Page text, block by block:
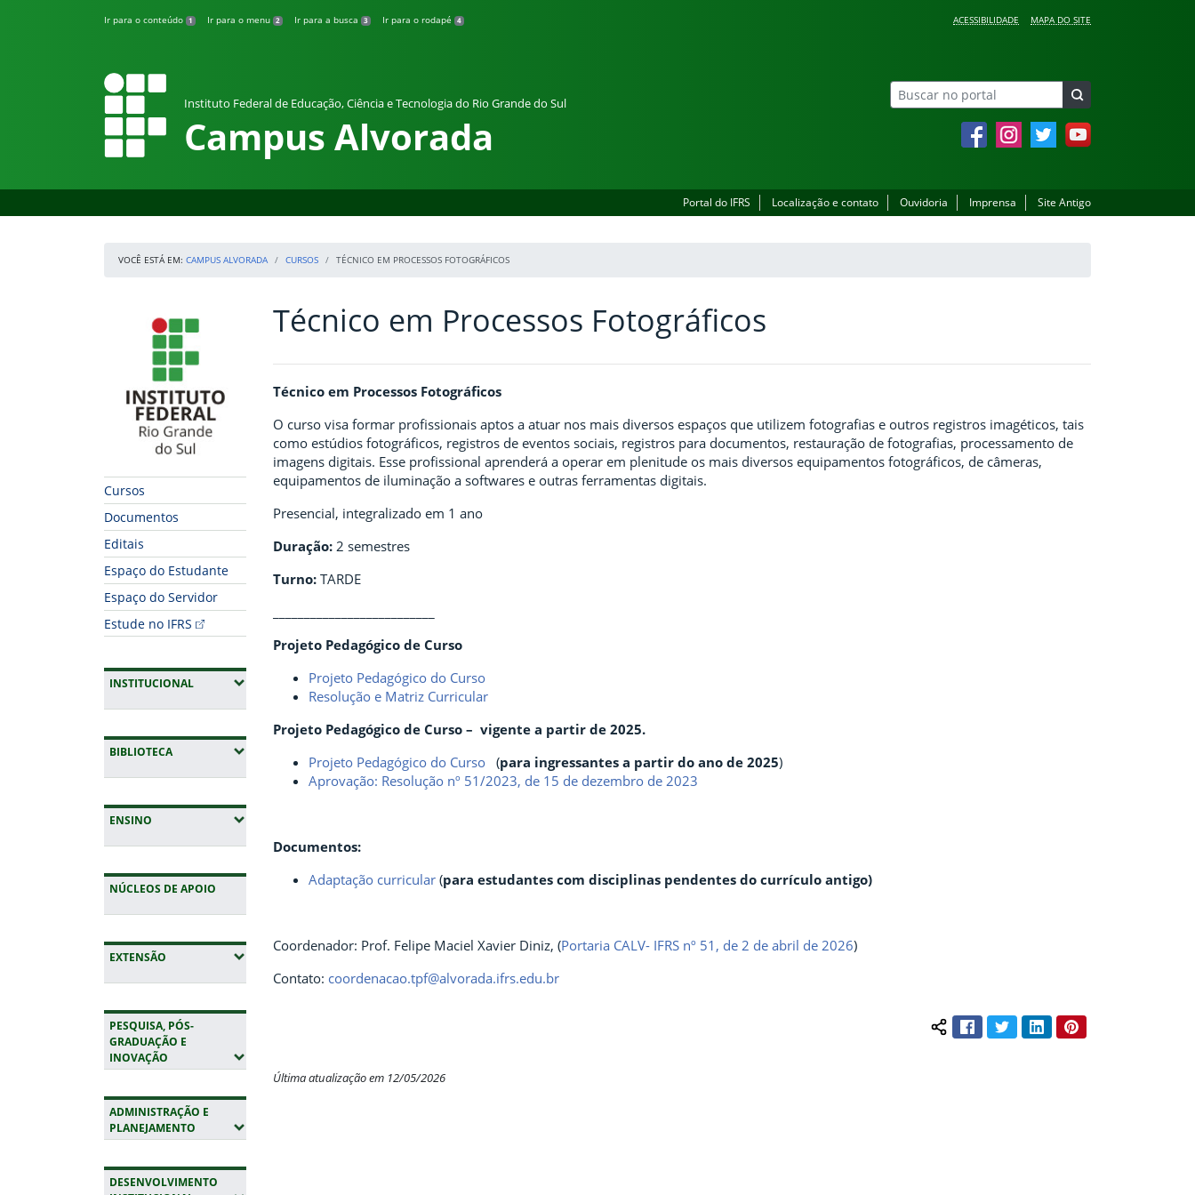
Ir para o conteúdo 1 Ir para o menu 2 Ir para a busca 3 Ir para o rodapé 4 ACESSIBILIDADE MAPA DO SITE
Instituto Federal de Educação, Ciência e Tecnologia do Rio Grande do Sul
Campus Alvorada FacebookInstagramTwitter YouTube
Portal do IFRS Localização e contato Ouvidoria Imprensa Site Antigo
VOCÊ ESTÁ EM: CAMPUS ALVORADA CURSOS TÉCNICO EM PROCESSOS FOTOGRÁFICOS
Início da navegação
Cursos
Documentos
Editais
Espaço do Estudante
Espaço do Servidor
Estude no IFRS
INSTITUCIONAL(EXPANDIR SUBMENUS)
BIBLIOTECA(EXPANDIR SUBMENUS)
ENSINO (EXPANDIR SUBMENUS)
NÚCLEOS DE APOIO
EXTENSÃO (EXPANDIR SUBMENUS)
PESQUISA, PÓS-
GRADUAÇÃO E
INOVAÇÃO (EXPANDIR SUBMENUS)
ADMINISTRAÇÃO E
PLANEJAMENTO (EXPANDIR SUBMENUS)
DESENVOLVIMENTO
Início do conteúdo
Técnico em Processos Fotográficos
Técnico em Processos Fotográficos
O curso visa formar profissionais aptos a atuar nos mais diversos espaços que utilizem fotografias e outros registros imagéticos, tais
como estúdios fotográficos, registros de eventos sociais, registros para documentos, restauração de fotografias, processamento de
imagens digitais. Esse profissional aprenderá a operar em plenitude os mais diversos equipamentos fotográficos, de câmeras,
equipamentos de iluminação a softwares e outras ferramentas digitais.
Presencial, integralizado em 1 ano
Duração: 2 semestres
Turno: TARDE
Projeto Pedagógico de Curso
Projeto Pedagógico do Curso
Resolução e Matriz Curricular
Projeto Pedagógico de Curso – vigente a partir de 2025.
Projeto Pedagógico do Curso (para ingressantes a partir do ano de 2025)
Aprovação: Resolução nº 51/2023, de 15 de dezembro de 2023
Documentos:
Adaptação curricular (para estudantes com disciplinas pendentes do currículo antigo)
Coordenador: Prof. Felipe Maciel Xavier Diniz, (Portaria CALV- IFRS nº 51, de 2 de abril de 2026)
Contato: coordenacao.tpf@alvorada.ifrs.edu.br
Compartilhar conteúdo:
FacebookTwitterLinkedInPinterest
Última atualização em 12/05/2026